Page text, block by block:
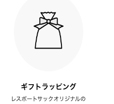
ギフトラッピング
レスポートサックオリジナルの